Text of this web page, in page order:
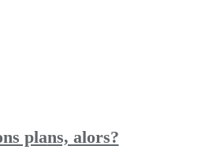
plans, alors?